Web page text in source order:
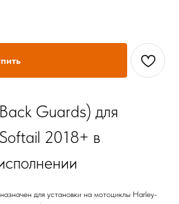
Guards) для
2018+ в
для установки на мотоциклы Harley-